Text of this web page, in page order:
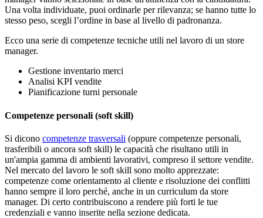
Una volta individuate, puoi ordinarle per rilevanza; se hanno tutte lo
stesso peso, scegli l’ordine in base al livello di padronanza.
Ecco una serie di competenze tecniche utili nel lavoro di un store
manager.
Gestione inventario merci
Analisi KPI vendite
Pianificazione turni personale
Competenze personali (soft skill)
Si dicono competenze trasversali (oppure competenze personali,
trasferibili o ancora soft skill) le capacità che risultano utili in
un'ampia gamma di ambienti lavorativi, compreso il settore vendite.
Nel mercato del lavoro le soft skill sono molto apprezzate:
competenze come orientamento al cliente e risoluzione dei conflitti
hanno sempre il loro perché, anche in un curriculum da store
manager. Di certo contribuiscono a rendere più forti le tue
credenziali e vanno inserite nella sezione dedicata.